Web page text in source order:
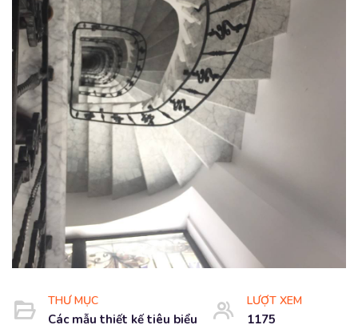
THƯ MỤC
Các mẫu thiết kế tiêu biểu
LƯỢT XEM
1175